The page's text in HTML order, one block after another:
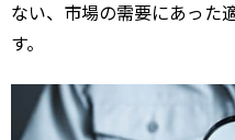
ない、市場の需要にあった
す。